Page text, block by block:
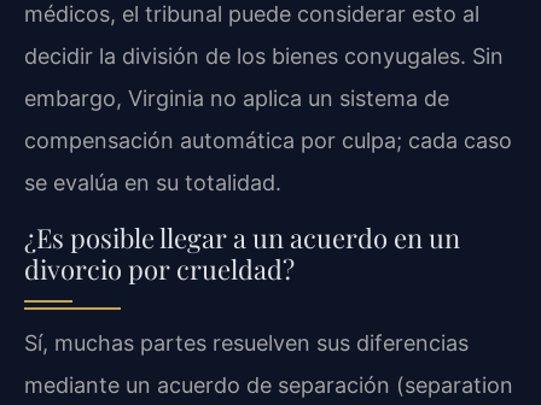
médicos, el tribunal puede considerar esto al
decidir la división de los bienes conyugales. Sin
embargo, Virginia no aplica un sistema de
compensación automática por culpa; cada caso
se evalúa en su totalidad.
¿Es posible llegar a un acuerdo en un
divorcio por crueldad?
Sí, muchas partes resuelven sus diferencias
mediante un acuerdo de separación (separation